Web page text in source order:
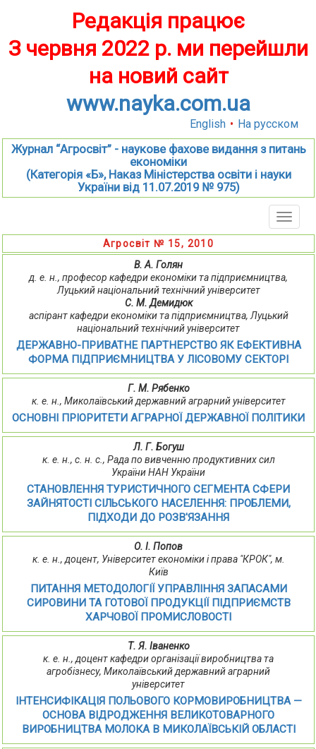
Редакція працює
З червня 2022 р. ми перейшли
на новий сайт
www.nayka.com.ua
English • На русском
Журнал “Агросвіт” - наукове фахове видання з питань
економіки
(Категорія «Б», Наказ Міністерства освіти і науки
України від 11.07.2019 № 975)
Toggle
Агросвіт № 15, 2010
В. А. Голян
д. е. н., професор кафедри економіки та підприємництва,
Луцький національний технічний університет
С. М. Демидюк
аспірант кафедри економіки та підприємництва, Луцький
національний технічний університет
ДЕРЖАВНО-ПРИВАТНЕ ПАРТНЕРСТВО ЯК ЕФЕКТИВНА
ФОРМА ПІДПРИЄМНИЦТВА У ЛІСОВОМУ СЕКТОРІ
Г. М. Рябенко
к. е. н., Миколаївський державний аграрний університет
ОСНОВНІ ПРІОРИТЕТИ АГРАРНОЇ ДЕРЖАВНОЇ ПОЛІТИКИ
Л. Г. Богуш
к. е. н., с. н. с., Рада по вивченню продуктивних сил
України НАН України
СТАНОВЛЕННЯ ТУРИСТИЧНОГО СЕГМЕНТА СФЕРИ
ЗАЙНЯТОСТІ СІЛЬСЬКОГО НАСЕЛЕННЯ: ПРОБЛЕМИ,
ПІДХОДИ ДО РОЗВ'ЯЗАННЯ
О. І. Попов
к. е. н., доцент, Університет економіки і права "КРОК", м.
Київ
ПИТАННЯ МЕТОДОЛОГІЇ УПРАВЛІННЯ ЗАПАСАМИ
СИРОВИНИ ТА ГОТОВОЇ ПРОДУКЦІЇ ПІДПРИЄМСТВ
ХАРЧОВОЇ ПРОМИСЛОВОСТІ
Т. Я. Іваненко
к. е. н., доцент кафедри організації виробництва та
агробізнесу, Миколаївський державний аграрний
університет
ІНТЕНСИФІКАЦІЯ ПОЛЬОВОГО КОРМОВИРОБНИЦТВА —
ОСНОВА ВІДРОДЖЕННЯ ВЕЛИКОТОВАРНОГО
ВИРОБНИЦТВА МОЛОКА В МИКОЛАЇВСЬКІЙ ОБЛАСТІ